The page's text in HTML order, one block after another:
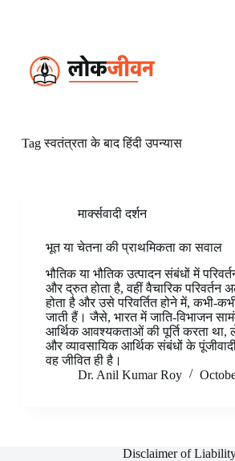
Tagस्वतंत्रता के बाद हिंदी उपन्यास
मार्क्सवादी दर्शन
भूत या चेतना की प्राथमिकता का सवाल
भौतिक या भौतिक उत्पादन संबंधों में
और द्रुत होता है, वहीं वैचारिक परिवर्तन
होता है और उसे परिवर्तित होने में, कभी-
जाती हैं। जैसे, भारत में जाति-विभाजन
आर्थिक आवश्यकताओं की पूर्ति करता था,
और व्यावसायिक आर्थिक संबंधों के
वह जीवित ही है।
Dr. Anil Kumar Roy
Disclaimer of